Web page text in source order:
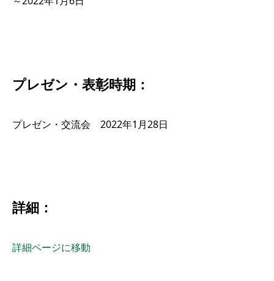
プレゼン・表彰時期：
プレゼン・交流会 2022年1月28日
詳細：
詳細ページに移動